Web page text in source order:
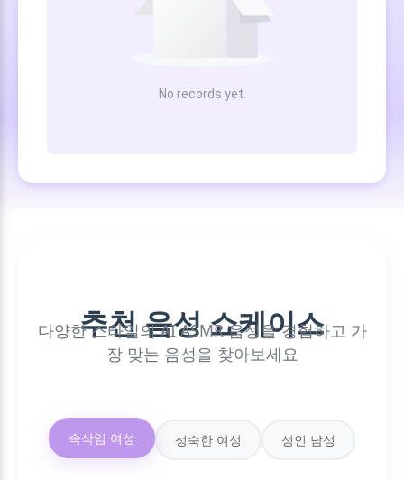
No records yet.
추천 음성 쇼케이스
다양한 스타일의 AI ASMR 음성을 경험하고 가
장 맞는 음성을 찾아보세요
속삭임 여성 성숙한 여성 성인 남성